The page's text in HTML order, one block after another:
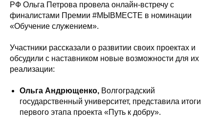
РФ Ольга Петрова провела онлайн-встречу с
финалистами Премии #МЫВМЕСТЕ в номинации
«Обучение служением».
Участники рассказали о развитии своих проектах и
обсудили с наставником новые возможности для их
реализации:
Ольга Андрющенко, Волгоградский
государственный университет, представила итоги
первого этапа проекта «Путь к добру».